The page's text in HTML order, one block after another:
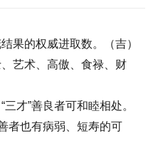
果的权威进取数。（吉）
艺术、高傲、食禄、财
才”善良者可和睦相处。
者也有病弱、短寿的可